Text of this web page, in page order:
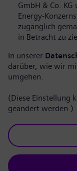
GmbH & Co.
Energy-
zugänglich
in Betracht zu
In unserer
darüber, wie wir
umgehen.
(Diese Einstellung
geändert werden.)